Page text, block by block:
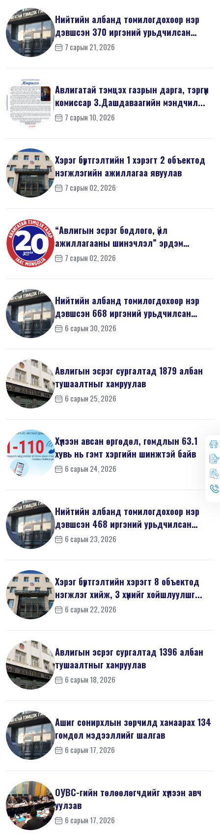
Нийтийн албанд томилогдохоор нэр
дэвшсэн 370 иргэний урьдчилсан
мэдүүл...
7 сарын 21, 2026
Авлигатай тэмцэх газрын дарга, тэргүүн
комиссар З.Дашдаваагийн мэндчил...
7 сарын 10, 2026
Хэрэг бүртгэлтийн 1 хэрэгт 2 объектод
нэгжлэгийн ажиллагаа явуулав
7 сарын 02, 2026
“Авлигын эсрэг бодлого, үйл
ажиллагааны шинэчлэл” эрдэм
шинжилгээний б...
7 сарын 02, 2026
Нийтийн албанд томилогдохоор нэр
дэвшсэн 668 иргэний урьдчилсан
мэдүүл...
6 сарын 30, 2026
Авлигын эсрэг сургалтад 1879 албан
тушаалтныг хамруулав
6 сарын 25, 2026
Хүлээн авсан өргөдөл, гомдлын 63.1
хувь нь гэмт хэргийн шинжтэй байв
6 сарын 24, 2026
Нийтийн албанд томилогдохоор нэр
дэвшсэн 468 иргэний урьдчилсан
мэдүүл...
6 сарын 23, 2026
Хэрэг бүртгэлтийн хэрэгт 8 объектод
нэгжлэг хийж, 3 хүнийг хойшлуулшг...
6 сарын 22, 2026
Авлигын эсрэг сургалтад 1396 албан
тушаалтныг хамруулав
6 сарын 18, 2026
Ашиг сонирхлын зөрчилд хамаарах 134
гомдол мэдээллийг шалгав
6 сарын 17, 2026
ОУВС-гийн төлөөлөгчдийг хүлээн авч
уулзав
6 сарын 17, 2026